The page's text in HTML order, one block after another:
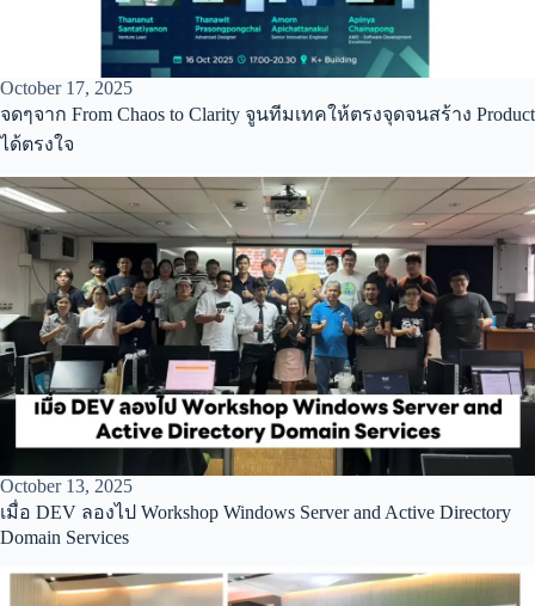
October 17, 2025
จดๆจาก From Chaos to Clarity จูนทีมเทคให้ตรงจุดจนสร้าง Product
ได้ตรงใจ
October 13, 2025
เมื่อ DEV ลองไป Workshop Windows Server and Active Directory
Domain Services